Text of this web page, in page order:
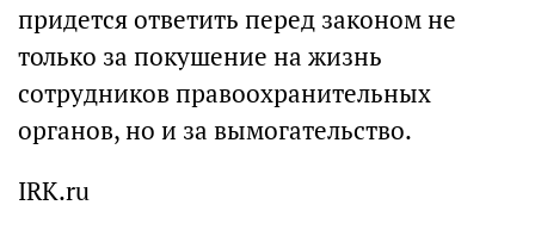
придется ответить перед законом не
только за покушение на жизнь
сотрудников правоохранительных
органов, но и за вымогательство.
IRK.ru